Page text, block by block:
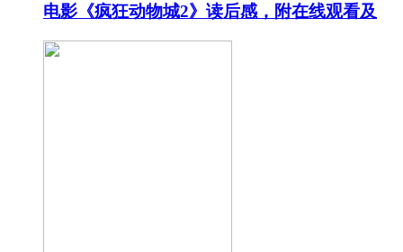
电影《疯狂动物城2》读后感，附在线观看及